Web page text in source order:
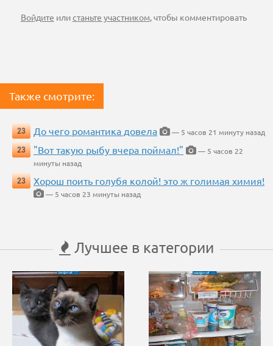
Войдите илистаньте участником, чтобы комментировать
Также смотрите:
23 До чего романтика довела
— 5 часов 21 минуту назад
23
"Вот такую рыбу вчера поймал!"
— 5 часов 22
минуты назад
23
Хорош поить голубя колой! это ж голимая химия!
— 5 часов 23 минуты назад
Лучшее в категории